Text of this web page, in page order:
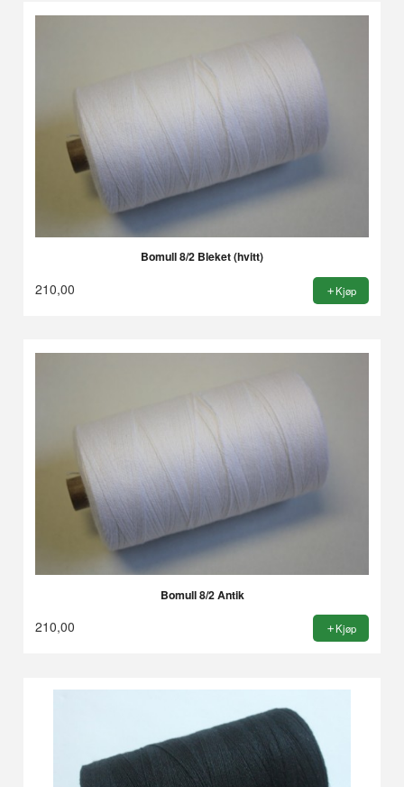
Bomull 8/2 Bleket (hvitt)
210,00 Kjøp
Bomull 8/2 Antik
210,00 Kjøp